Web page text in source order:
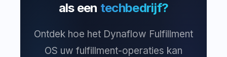
als een techbedrijf?
Ontdek hoe het Dynaflow Fulfillment
OS uw fulfillment-operaties kan